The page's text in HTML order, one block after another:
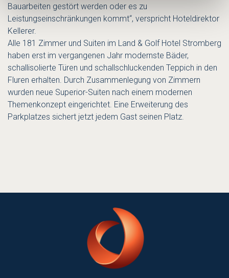
Bauarbeiten gestört werden oder es zu
Leistungseinschränkungen kommt“, verspricht Hoteldirektor
Kellerer.
Alle 181 Zimmer und Suiten im Land & Golf Hotel Stromberg
haben erst im vergangenen Jahr modernste Bäder,
schallisolierte Türen und schallschluckenden Teppich in den
Fluren erhalten. Durch Zusammenlegung von Zimmern
wurden neue Superior-Suiten nach einem modernen
Themenkonzept eingerichtet. Eine Erweiterung des
Parkplatzes sichert jetzt jedem Gast seinen Platz.